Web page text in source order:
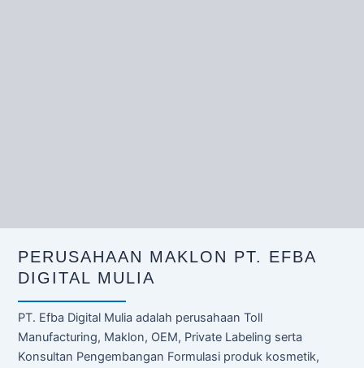
PERUSAHAAN MAKLON PT. EFBA
DIGITAL MULIA
PT. Efba Digital Mulia adalah perusahaan Toll
Manufacturing, Maklon, OEM, Private Labeling serta
Konsultan Pengembangan Formulasi produk kosmetik,